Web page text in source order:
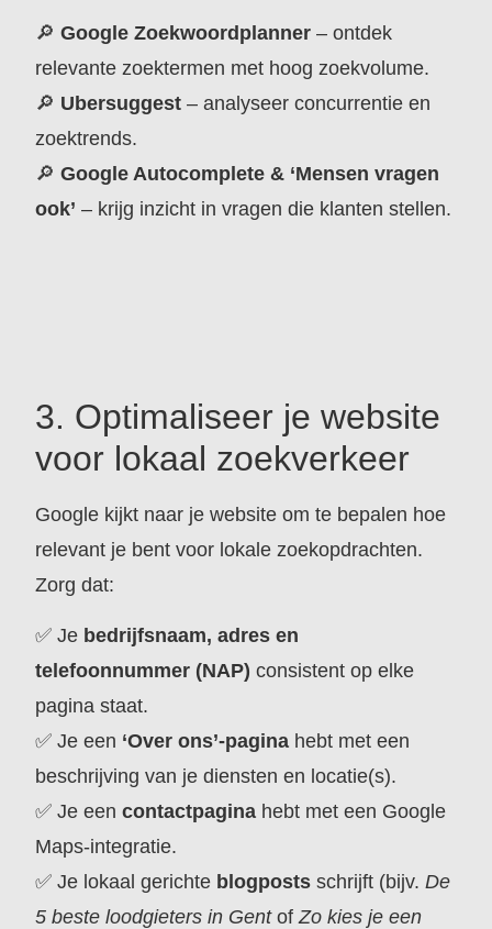
🔎Google Zoekwoordplanner – ontdek
relevante zoektermen met hoog zoekvolume.
🔎 Ubersuggest – analyseer concurrentie en
zoektrends.
🔎Google Autocomplete & ‘Mensen vragen
ook’ – krijg inzicht in vragen die klanten stellen.
3. Optimaliseer je website
voor lokaal zoekverkeer
Google kijkt naar je website om te bepalen hoe
relevant je bent voor lokale zoekopdrachten.
Zorg dat:
✅ Je bedrijfsnaam, adres en
telefoonnummer (NAP) consistent op elke
pagina staat.
✅ Je een ‘Over ons’-pagina hebt met een
beschrijving van je diensten en locatie(s).
✅ Je eencontactpagina hebt met een Google
Maps-integratie.
✅ Je lokaal gerichte blogposts schrijft (bijv.De
5 beste loodgieters in GentofZo kies je een